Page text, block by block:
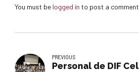
You must be logged in to post a
PREVIOUS
Personal de DIF